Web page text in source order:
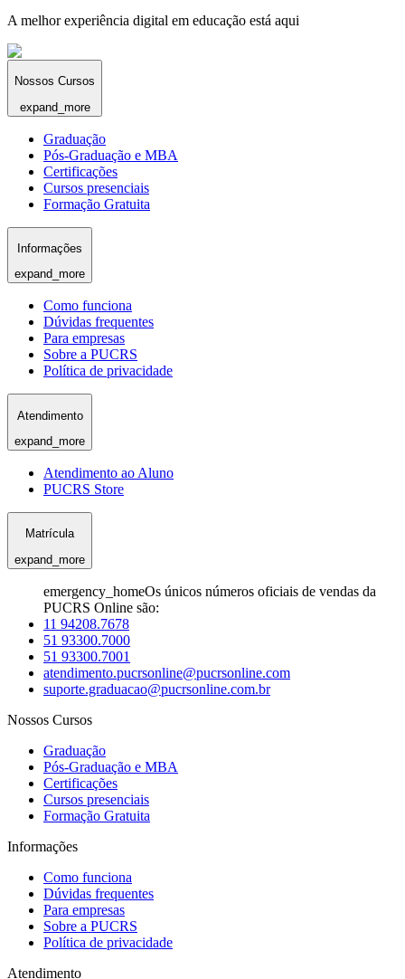
A melhor experiência digital em educação está aqui
Nossos Cursos
expand_more
Graduação
Pós-Graduação e MBA
Certificações
Cursos presenciais
Formação Gratuita
Informações
expand_more
Como funciona
Dúvidas frequentes
Para empresas
Sobre a PUCRS
Política de privacidade
Atendimento
expand_more
Atendimento ao Aluno
PUCRS Store
Matrícula
expand_more
emergency_homeOs únicos números oficiais de vendas da
PUCRS Online são:
11 94208.7678
51 93300.7000
51 93300.7001
atendimento.pucrsonline@pucrsonline.com
suporte.graduacao@pucrsonline.com.br
Nossos Cursos
Graduação
Pós-Graduação e MBA
Certificações
Cursos presenciais
Formação Gratuita
Informações
Como funciona
Dúvidas frequentes
Para empresas
Sobre a PUCRS
Política de privacidade
Atendimento